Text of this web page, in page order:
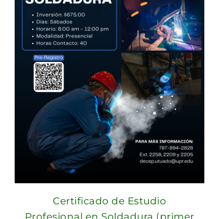
Certificado de Estudio